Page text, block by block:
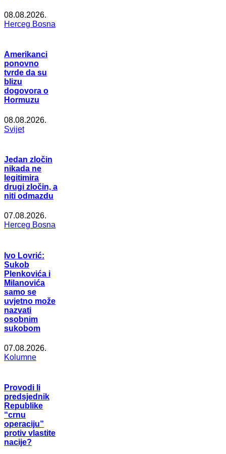
08.08.2026.
Herceg Bosna
Amerikanci
ponovno
tvrde da su
blizu
dogovora o
Hormuzu
08.08.2026.
Svijet
Jedan zločin
nikada ne
legitimira
drugi zločin, a
niti odmazdu
07.08.2026.
Herceg Bosna
Ivo Lovrić:
Sukob
Plenkovića i
Milanovića
samo se
uvjetno može
nazvati
osobnim
sukobom
07.08.2026.
Kolumne
Provodi li
predsjednik
Republike
“crnu
operaciju”
protiv vlastite
nacije?